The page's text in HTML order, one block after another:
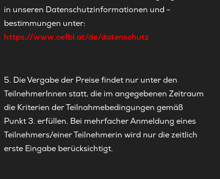
in unseren Datenschutzinformationen und -
bestimmungen unter:
https://www.oefbl.at/de/datenschutz
5. Die Vergabe der Preise findet nur unter den
TeilnehmerInnen statt, die im angegebenen Zeitraum
die Kriterien der Teilnahmebedingungen gemäß
Punkt 3. erfüllen. Bei mehrfacher Anmeldung eines
Teilnehmers/einer Teilnehmerin wird nur die zeitlich
erste Eingabe berücksichtigt.